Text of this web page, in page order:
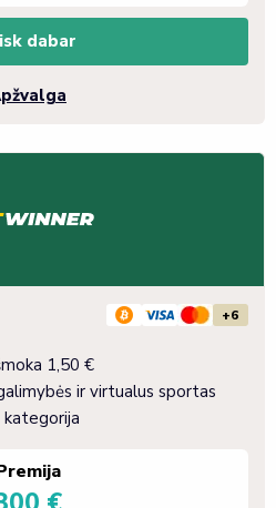
dabar
+6
1,50 €
ir virtualus sportas
kategorija
Premija